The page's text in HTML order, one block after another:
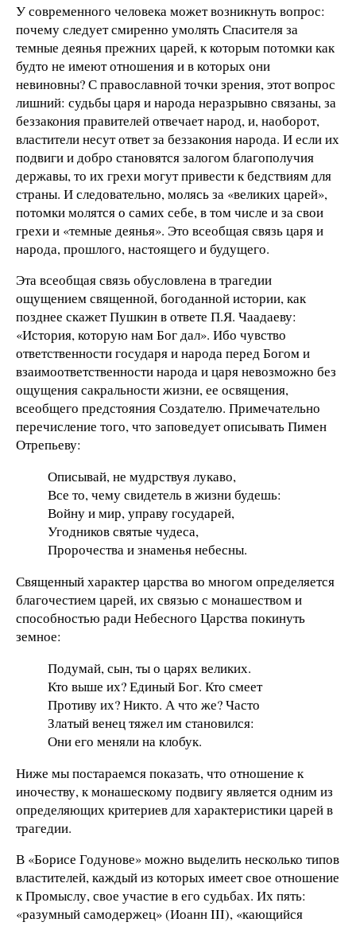
У современного человека может возникнуть вопрос:
почему следует смиренно умолять Спасителя за
темные деянья прежних царей, к которым потомки как
будто не имеют отношения и в которых они
невиновны? С православной точки зрения, этот вопрос
лишний: судьбы царя и народа неразрывно связаны, за
беззакония правителей отвечает народ, и, наоборот,
властители несут ответ за беззакония народа. И если их
подвиги и добро становятся залогом благополучия
державы, то их грехи могут привести к бедствиям для
страны. И следовательно, молясь за «великих царей»,
потомки молятся о самих себе, в том числе и за свои
грехи и «темные деянья». Это всеобщая связь царя и
народа, прошлого, настоящего и будущего.
Эта всеобщая связь обусловлена в трагедии
ощущением священной, богоданной истории, как
позднее скажет Пушкин в ответе П.Я. Чаадаеву:
«История, которую нам Бог дал». Ибо чувство
ответственности государя и народа перед Богом и
взаимоответственности народа и царя невозможно без
ощущения сакральности жизни, ее освящения,
всеобщего предстояния Создателю. Примечательно
перечисление того, что заповедует описывать Пимен
Отрепьеву:
Описывай, не мудрствуя лукаво,
Все то, чему свидетель в жизни будешь:
Войну и мир, управу государей,
Угодников святые чудеса,
Пророчества и знаменья небесны.
Священный характер царства во многом определяется
благочестием царей, их связью с монашеством и
способностью ради Небесного Царства покинуть
земное:
Подумай, сын, ты о царях великих.
Кто выше их? Единый Бог. Кто смеет
Противу их? Никто. А что же? Часто
Златый венец тяжел им становился:
Они его меняли на клобук.
Ниже мы постараемся показать, что отношение к
иночеству, к монашескому подвигу является одним из
определяющих критериев для характеристики царей в
трагедии.
В «Борисе Годунове» можно выделить несколько типов
властителей, каждый из которых имеет свое отношение
к Промыслу, свое участие в его судьбах. Их пять:
«разумный самодержец» (Иоанн III), «кающийся